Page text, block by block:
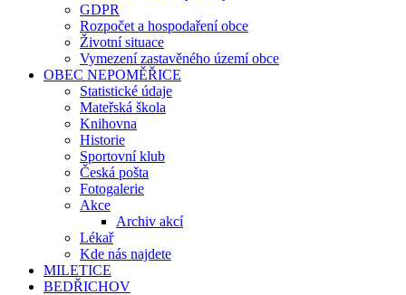
GDPR
Rozpočet a hospodaření obce
Životní situace
Vymezení zastavěného území obce
OBEC NEPOMĚŘICE
Statistické údaje
Mateřská škola
Knihovna
Historie
Sportovní klub
Česká pošta
Fotogalerie
Akce
Archiv akcí
Lékař
Kde nás najdete
MILETICE
BEDŘICHOV